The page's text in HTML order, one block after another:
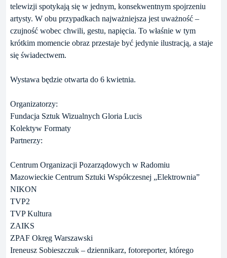
telewizji spotykają się w jednym, konsekwentnym spojrzeniu
artysty. W obu przypadkach najważniejsza jest uważność –
czujność wobec chwili, gestu, napięcia. To właśnie w tym
krótkim momencie obraz przestaje być jedynie ilustracją, a staje
się świadectwem.
Wystawa będzie otwarta do 6 kwietnia.
Organizatorzy:
Fundacja Sztuk Wizualnych Gloria Lucis
Kolektyw Formaty
Partnerzy:
Centrum Organizacji Pozarządowych w Radomiu
Mazowieckie Centrum Sztuki Współczesnej „Elektrownia”
NIKON
TVP2
TVP Kultura
ZAIKS
ZPAF Okręg Warszawski
Ireneusz Sobieszczuk – dziennikarz, fotoreporter, którego